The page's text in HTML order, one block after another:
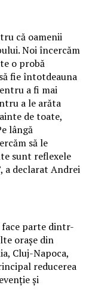
că oamenii
Noi încercăm
o probă
fie întotdeauna
a fi mai
a le arăta
de toate,
lângă
să le
sunt reflexele
a declarat Andrei
face parte dintr-
orașe din
Cluj-Napoca,
reducerea
și